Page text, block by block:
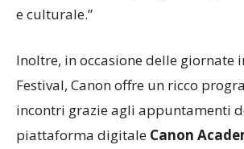
e culturale.”
Inoltre, in occasione delle giornate
Festival, Canon offre un ricco
incontri grazie agli appuntamenti
piattaforma digitale Canon